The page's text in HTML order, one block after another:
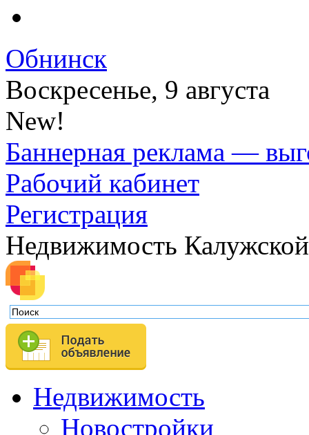
Обнинск
Воскресенье, 9 августа
New!
Баннерная реклама —
Рабочий кабинет
Регистрация
Недвижимость
Недвижимость
Новостройки